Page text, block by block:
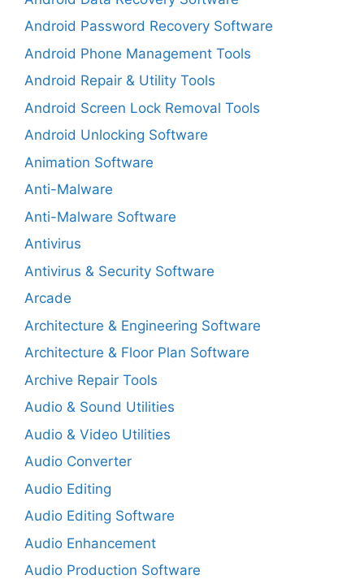
Android Password Recovery Software
Android Phone Management Tools
Android Repair & Utility Tools
Android Screen Lock Removal Tools
Android Unlocking Software
Animation Software
Anti-Malware
Anti-Malware Software
Antivirus
Antivirus & Security Software
Arcade
Architecture & Engineering Software
Architecture & Floor Plan Software
Archive Repair Tools
Audio & Sound Utilities
Audio & Video Utilities
Audio Converter
Audio Editing
Audio Editing Software
Audio Enhancement
Audio Production Software